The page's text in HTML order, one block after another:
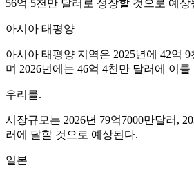
56억 5천만 달러로 성장할 것으로 예상
아시아 태평양
아시아 태평양 지역은 2025년에 42억
며 2026년에는 46억 4천만 달러에 이
우리를.
시장규모는 2026년 79억7000만달러,
러에 달할 것으로 예상된다.
일본